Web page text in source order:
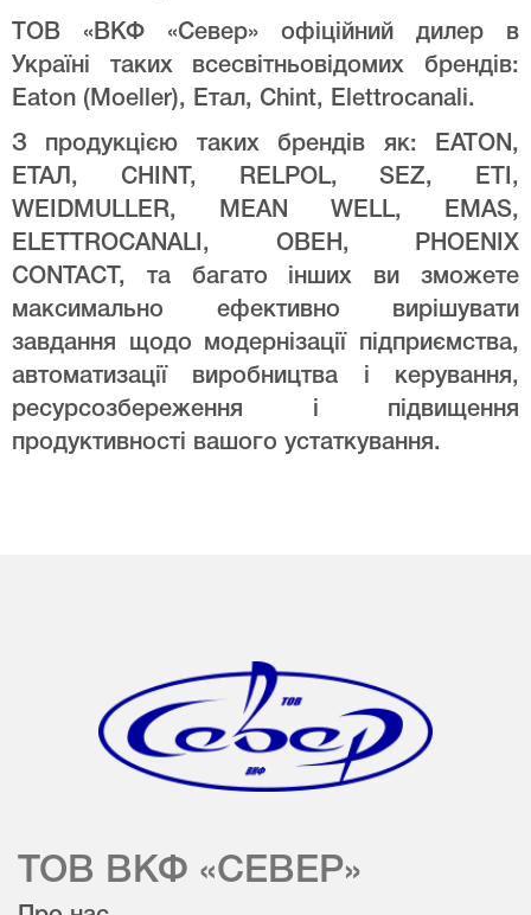
ТОВ «ВКФ «Север» офіційний дилер в
Україні таких всесвітньовідомих брендів:
Eaton (Moeller), Етал, Chint, Elettrocanali.
З продукцією таких брендів як: EATON,
ЕТАЛ, CHINT, RELPOL, SEZ, ETI,
WEIDMULLER, MEAN WELL, EMAS,
ELETTROCANALI, ОВЕН, PHOENIX
CONTACT, та багато інших ви зможете
максимально ефективно вирішувати
завдання щодо модернізації підприємства,
автоматизації виробництва і керування,
ресурсозбереження і підвищення
продуктивності вашого устаткування.
ТОВ ВКФ «СЕВЕР»